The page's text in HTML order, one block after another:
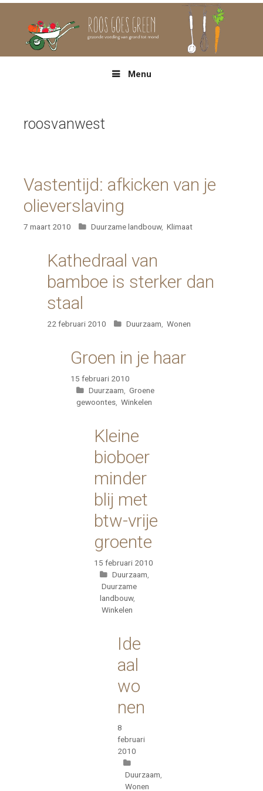
Menu
roosvanwest
Vastentijd: afkicken van je
olieverslaving
7 maart 2010 Categorieën
Duurzame landbouw, Klimaat
Kathedraal van
bamboe is sterker dan
staal
22 februari 2010 Categorieën
Duurzaam Wonen
Groen in je haar
15 februari 2010
Categorieën
Duurzaam
Groene
gewoontes Winkelen
Kleine
bioboer
minder
blij met
btw-vrije
groente
15 februari 2010
Categorieën
Duurzaam
Duurzame
landbouw,
Winkelen
Ide
aal
wo
nen
8
februari
2010
Duurzaam,
Wonen